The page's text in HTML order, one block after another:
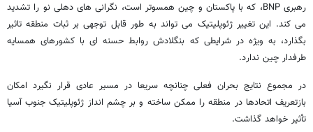
رهبری BNP، که با پاکستان و چین همسوتر است، نگرانی های دهلی نو را تشدید
می کند. این تغییر ژئوپلیتیک می تواند به طور قابل توجهی بر ثبات منطقه تاثیر
بگذارد، به ویژه در شرایطی که بنگلادش روابط حسنه ای با کشورهای همسایه
طرفدار چین ندارد.
در مجموع نتایج بحران فعلی چنانچه سریعا در مسیر عادی قرار نگیرد امکان
بازتعریف اتحادها در منطقه را ممکن ساخته و بر چشم انداز ژئوپلیتیک جنوب آسیا
تأثیر خواهد گذاشت.